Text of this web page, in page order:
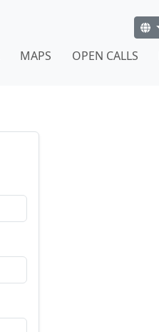
MAPS OPEN CALLS